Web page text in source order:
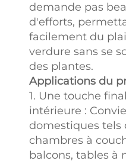
demande pas
d'efforts,
facilement du
verdure sans se
des plantes.
Applications du
1. Une touche
intérieure :
domestiques tels
chambres à
balcons, tables à